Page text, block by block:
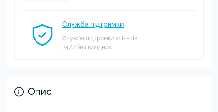
Служба підтримки
Служба підтримки клієнтів
24/7 без вихідних
Опис